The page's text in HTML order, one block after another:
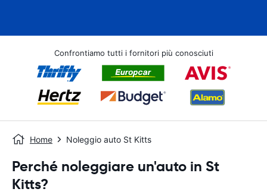
Confrontiamo tutti i fornitori più conosciuti
Home Noleggio auto St Kitts
Perché noleggiare un'auto in St
Kitts?